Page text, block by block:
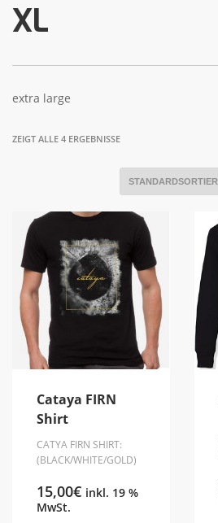
XL
extra large
ZEIGT ALLE 4 ERGEBNISSE
Cataya FIRN
Shirt
CATYA FIRN SHIRT:
(BLACK/WHITE/GOLD)
15,00€ inkl. 19 %
MwSt.